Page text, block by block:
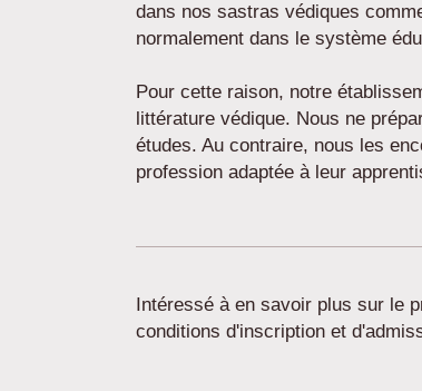
dans nos sastras védiques
normalement dans le système
Pour cette raison, notre
littérature védique. Nous ne
études. Au contraire, nous les
profession adaptée à leur
Intéressé à en savoir plus sur le
conditions d'inscription et